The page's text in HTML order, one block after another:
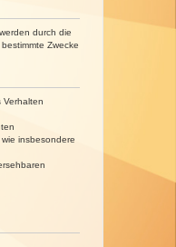
durch die
Zwecke
Verhalten
insbesondere